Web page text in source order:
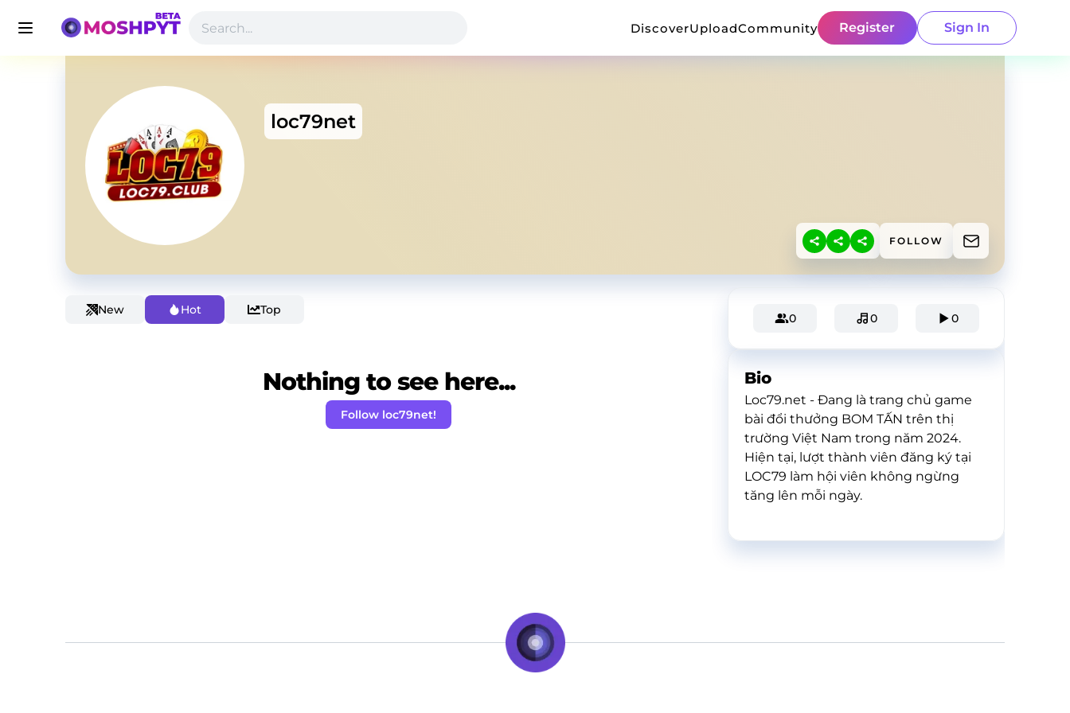
DiscoverUploadCommunity Register Sign In
loc79net
FOLLOW
New Hot Top
Nothing to see here...
Follow loc79net!
0 0 0
Bio
Loc79.net - Đang là trang chủ game
bài đổi thưởng BOM TẤN trên thị
trường Việt Nam trong năm 2024.
Hiện tại, lượt thành viên đăng ký tại
LOC79 làm hội viên không ngừng
tăng lên mỗi ngày.